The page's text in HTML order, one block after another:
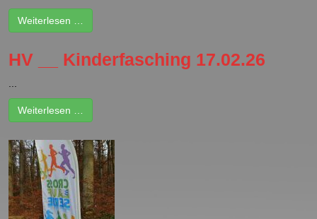
Weiterlesen …
HV __ Kinderfasching 17.02.26
Weiterlesen …